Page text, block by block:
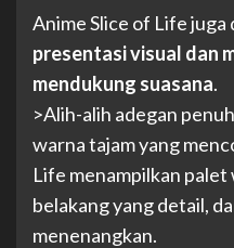
Anime Slice of Life juga
presentasi visual dan
mendukung suasana.
>Alih-alih adegan
warna tajam yang
Life menampilkan
belakang yang detail,
menenangkan.